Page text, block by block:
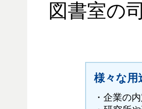
図書室の
様々な
・企業の